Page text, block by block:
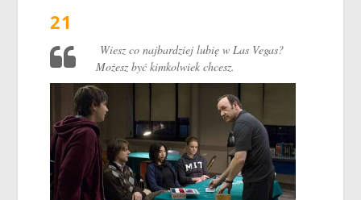
21
Wiesz co najbardziej lubię w Las Vegas?
Możesz być kimkolwiek chcesz.